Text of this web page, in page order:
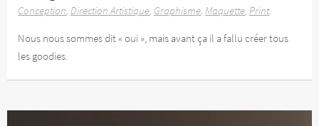
Conception Direction Artistique Graphisme Maquette Print
Nous nous sommes dit « oui », mais avant ça il a fallu créer tous
les goodies.